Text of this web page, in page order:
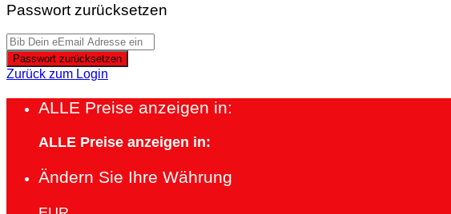
Passwort zurücksetzen
Passwort zurücksetzen
Zurück zum Login
ALLE Preise anzeigen in:
ALLE Preise anzeigen in:
Ändern Sie Ihre Währung